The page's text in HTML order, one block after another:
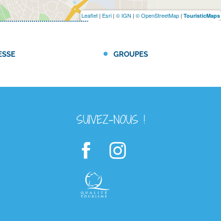
Leaflet | Esri | © IGN | © OpenStreetMap | TouristicMaps
GROUPES
SUIVEZ-NOUS !